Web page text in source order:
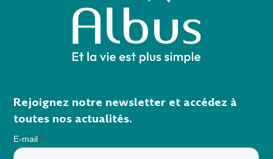
Rejoignez notre newsletter et accédez à
toutes nos actualités.